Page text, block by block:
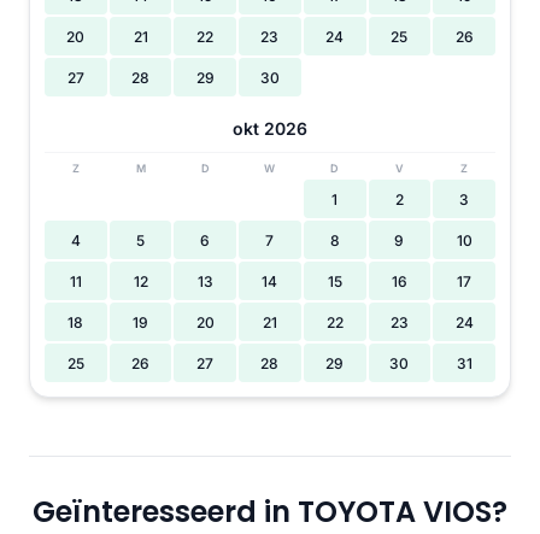
20 21 22 23 24 25 26
27 28 29 30
okt 2026
Z M D W D V Z
1 2 3
4 5 6 7 8 9 10
11 12 13 14 15 16 17
18 19 20 21 22 23 24
25 26 27 28 29 30 31
Geïnteresseerd in TOYOTA VIOS?